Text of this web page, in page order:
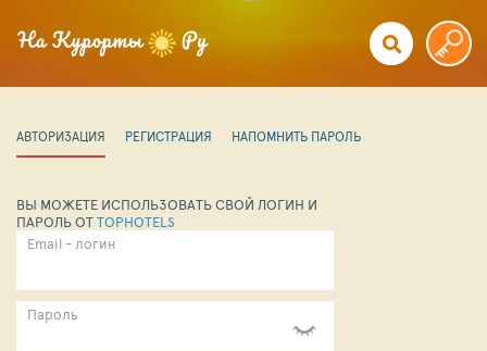
АВТОРИЗАЦИЯ РЕГИСТРАЦИЯ НАПОМНИТЬ ПАРОЛЬ
ВЫ МОЖЕТЕ ИСПОЛЬЗОВАТЬ СВОЙ ЛОГИН И
ПАРОЛЬ ОТTOPHOTELS
Email - логин
Пароль